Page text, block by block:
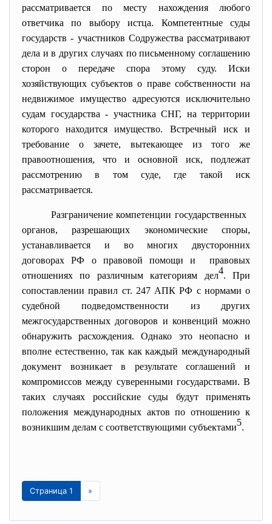
рассматривается по месту нахождения любого
ответчика по выбору истца. Компетентные суды
государств - участников Содружества рассматривают
дела и в других случаях по письменному соглашению
сторон о передаче спора этому суду. Иски
хозяйствующих субъектов о праве собственности на
недвижимое имущество адресуются исключительно
судам государства - участника СНГ, на территории
которого находится имущество. Встречный иск и
требование о зачете, вытекающее из того же
правоотношения, что и основной иск, подлежат
рассмотрению в том суде, где такой иск
рассматривается.
Разграничение компетенции государственных
органов, разрешающих экономические споры,
устанавливается и во многих двусторонних
договорах РФ о правовой помощи и правовых
отношениях по различным категориям дел4. При
сопоставлении правил ст. 247 АПК РФ с нормами о
судебной подведомственности из других
межгосударственных договоров и конвенций можно
обнаружить расхождения. Однако это неопасно и
вполне естественно, так как каждый международный
документ возникает в результате соглашений и
компромиссов между суверенными государствами. В
таких случаях российские суды будут применять
положения международных актов по отношению к
возникшим делам с соответствующими субъектами5.
Страница 1 »